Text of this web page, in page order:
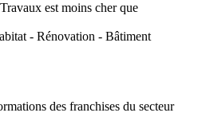
est moins cher que
- Rénovation - Bâtiment
des franchises du secteur